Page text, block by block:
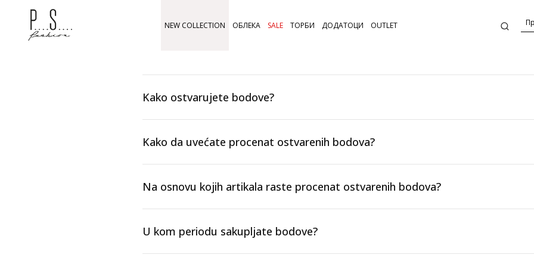
NEW COLLECTION ОБЛЕКА SALE ТОРБИ ДОДАТОЦИ OUTLET
Kako ostvarujete bodove?
Kako da uvećate procenat ostvarenih bodova?
Na osnovu kojih artikala raste procenat ostvarenih bodova?
U kom periodu sakupljate bodove?